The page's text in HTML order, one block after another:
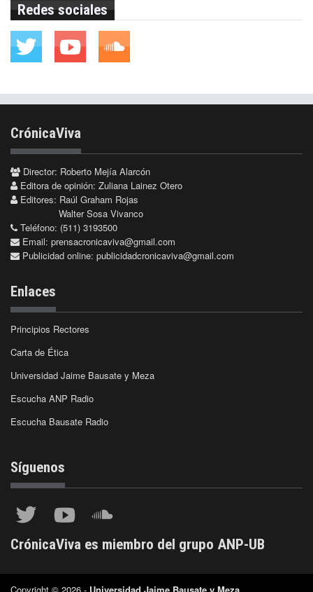
Redes sociales
CrónicaViva
Director: Roberto Mejía Alarcón
Editora de opinión: Zuliana Lainez Otero
Editores: Raúl Graham Rojas
Walter Sosa Vivanco
Teléfono: (511) 3193500
Email: prensacronicaviva@gmail.com
Publicidad online: publicidadcronicaviva@gmail.com
Enlaces
Principios Rectores
Carta de Ética
Universidad Jaime Bausate y Meza
Escucha ANP Radio
Escucha Bausate Radio
Síguenos
CrónicaViva es miembro del grupo ANP-UB